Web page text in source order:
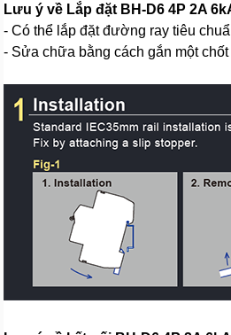
Lưu ý về Lắp đặt BH-D6 4P 2A
- Có thể lắp đặt đường ray tiêu
- Sửa chữa bằng cách gắn một